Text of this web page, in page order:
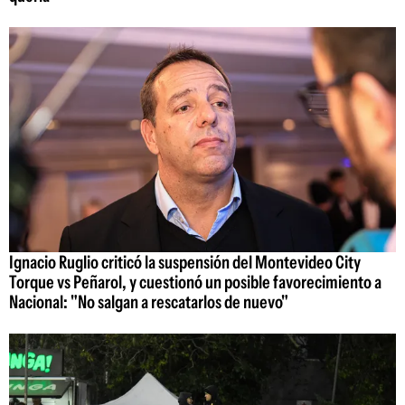
Ignacio Ruglio criticó la suspensión del Montevideo City
Torque vs Peñarol, y cuestionó un posible favorecimiento a
Nacional: "No salgan a rescatarlos de nuevo"